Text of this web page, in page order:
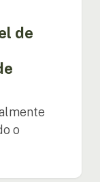
de
o